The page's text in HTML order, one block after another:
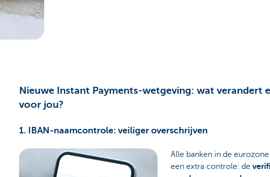
Nieuwe Instant Payments-wetgeving: wat verandert
voor jou?
1. IBAN-naamcontrole: veiliger overschrijven
Alle banken in de
een extra controle: de